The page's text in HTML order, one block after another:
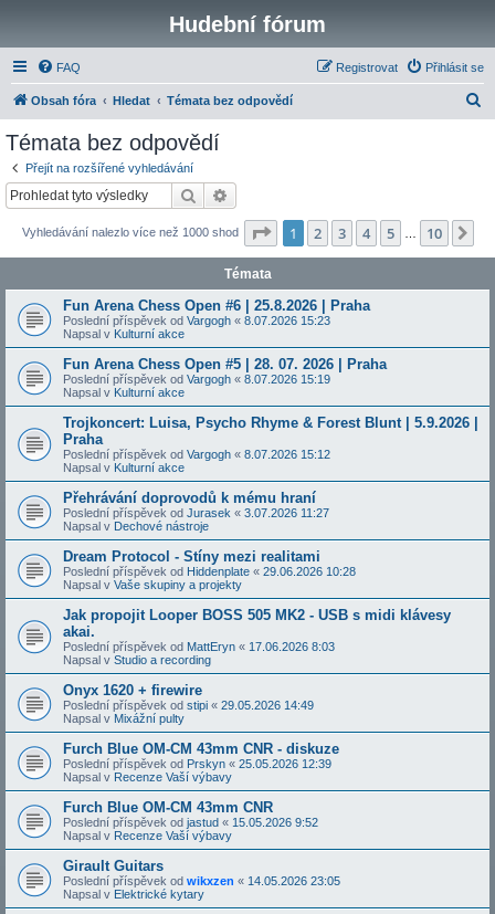
Hudební fórum
FAQ Přihlásit se
Registrovat
Obsah fóra Hledat Témata bez odpovědí
Témata bez odpovědí
Přejít na rozšířené vyhledávání
Hledat
Vyhledávání nalezlo více než 1000 shod Stránka z 10
1 2 3 4 5 10
Témata
Fun Arena Chess Open #6 | 25.8.2026 | Praha
Poslední příspěvek od Vargogh « 8.07.2026 15:23
Napsal v Kulturní akce
Fun Arena Chess Open #5 | 28. 07. 2026 | Praha
Poslední příspěvek od Vargogh « 8.07.2026 15:19
Napsal v Kulturní akce
Trojkoncert: Luisa, Psycho Rhyme & Forest Blunt | 5.9.2026 |
Praha
Poslední příspěvek od Vargogh « 8.07.2026 15:12
Napsal v Kulturní akce
Přehrávání doprovodů k mému hraní
Poslední příspěvek od Jurasek « 3.07.2026 11:27
Napsal v Dechové nástroje
Dream Protocol - Stíny mezi realitami
Poslední příspěvek od Hiddenplate « 29.06.2026 10:28
Napsal v Vaše skupiny a projekty
Jak propojit Looper BOSS 505 MK2 - USB s midi klávesy
akai.
Poslední příspěvek od MattEryn « 17.06.2026 8:03
Napsal v Studio a recording
Onyx 1620 + firewire
Poslední příspěvek od stipi « 29.05.2026 14:49
Napsal v Mixážní pulty
Furch Blue OM-CM 43mm CNR - diskuze
Poslední příspěvek od Prskyn « 25.05.2026 12:39
Napsal v Recenze Vaší výbavy
Furch Blue OM-CM 43mm CNR
Poslední příspěvek od jastud « 15.05.2026 9:52
Napsal v Recenze Vaší výbavy
Girault Guitars
Poslední příspěvek od wikxzen « 14.05.2026 23:05
Napsal v Elektrické kytary